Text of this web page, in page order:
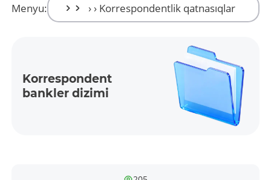
Menyu:
Korres­ponden­t
bankler dizimi